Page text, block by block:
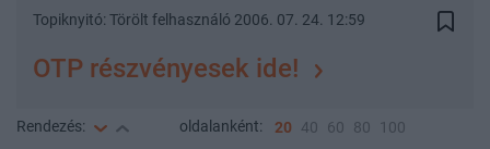
Topiknyitó: Törölt felhasználó 2006. 07. 24. 12:59
OTP részvényesek ide!
Rendezés: oldalanként: 20 40 60 80 100